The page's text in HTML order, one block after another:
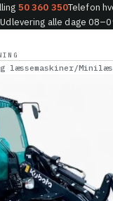
50 360 350Telefon
Udlevering alle dage
læssemaskiner/